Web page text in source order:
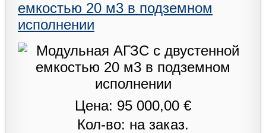
емкостью 20 м3 в подземном
исполнении
Цена: 95 000,00 €
Кол-во: на заказ.